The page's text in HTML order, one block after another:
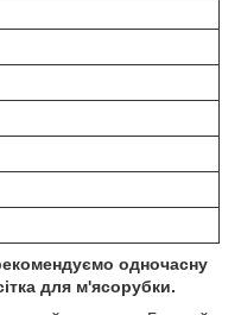
одночасну
для м'ясорубки.